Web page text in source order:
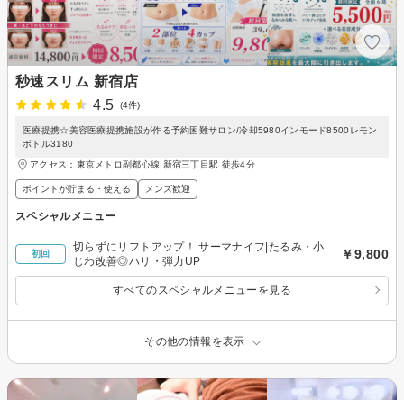
秒速スリム 新宿店
4.5
(4件)
医療提携☆美容医療提携施設が作る予約困難サロン/冷却5980インモード8500レモン
ボトル3180
アクセス：東京メトロ副都心線 新宿三丁目駅 徒歩4分
ポイントが貯まる・使える メンズ歓迎
スペシャルメニュー
初回
切らずにリフトアップ！ サーマナイフ|たるみ・小
じわ改善◎ハリ・弾力UP
￥9,800
すべてのスペシャルメニューを見る
その他の情報を表示